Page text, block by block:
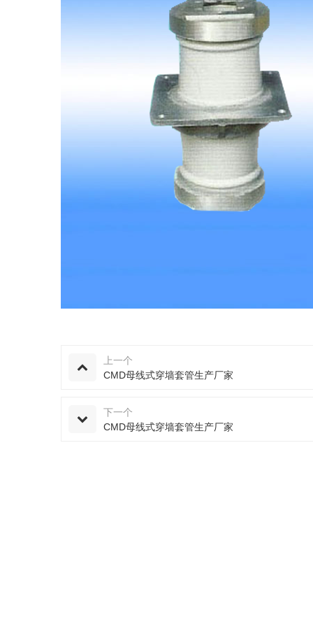
上一个
CMD母线式穿墙套管生产厂家
下一个
CMD母线式穿墙套管生产厂家